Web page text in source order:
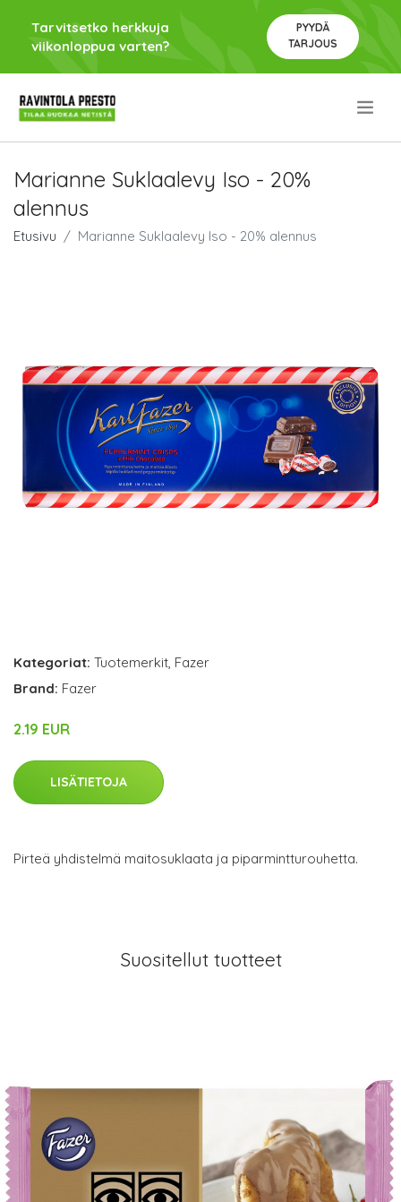
Tarvitsetko herkkuja
viikonloppua varten?
PYYDÄ
TARJOUS
Marianne Suklaalevy Iso - 20%
alennus
Etusivu Marianne Suklaalevy Iso - 20% alennus
Kategoriat: Tuotemerkit, Fazer
Brand: Fazer
2.19 EUR
LISÄTIETOJA
Pirteä yhdistelmä maitosuklaata ja piparmintturouhetta.
Suositellut tuotteet